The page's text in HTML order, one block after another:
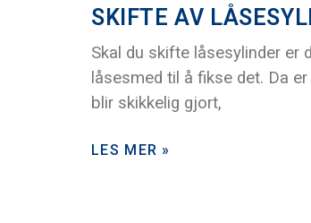
SKIFTE AV
Skal du skifte låsesylinder er
låsesmed til å fikse det. Da
blir skikkelig gjort,
LES MER »